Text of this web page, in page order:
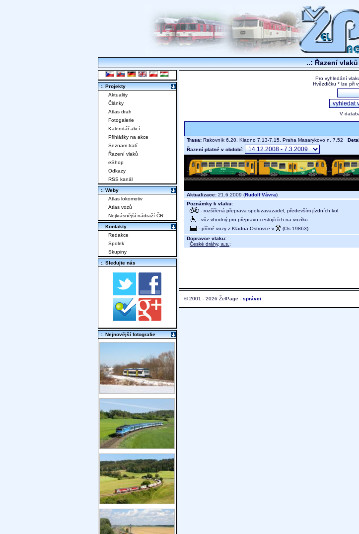
..: Řazení
Pro vyhledání
Hvězdičku * lze při
V
Trasa: Rakovník 6.20, Kladno 7.13-7.15, Praha Masarykovo n. 7.52
Řazení platné v období:
Aktualizace: 21.6.2009 (Rudolf Vávra)
Poznámky k vlaku:
- rozšířená přeprava spoluzavazadel, především jízdních kol
- vůz vhodný pro přepravu cestujících na vozíku
- přímé vozy z Kladna-Ostrovce v
(Os 19863)
Dopravce vlaku:
České dráhy, a.s. ;
© 2001 - 2026 ŽelPage - správci
:. Projekty
Aktuality
Články
Atlas drah
Fotogalerie
Kalendář akcí
Přihlášky na akce
Seznam tratí
Řazení vlaků
eShop
Odkazy
RSS kanál
:. Weby
Atlas lokomotiv
Atlas vozů
Nejkrásnější nádraží ČR
:. Kontakty
Redakce
Spolek
Skupiny
:. Sledujte nás
:. Nejnovější fotografie